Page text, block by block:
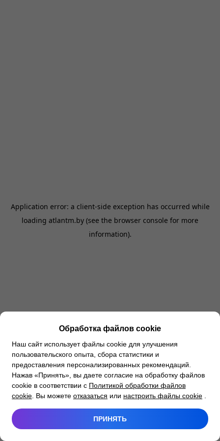
Application error: a client-side exception has occurred while
loading atlantm.by (see the browser console for more
information).
Обработка файлов cookie
Наш сайт использует файлы cookie для улучшения
пользовательского опыта, сбора статистики и
предоставления персонализированных рекомендаций.
Нажав «Принять», вы даете согласие на обработку файлов
cookie в соответствии с Политикой обработки файлов
cookie . Вы можете отказаться или настроить файлы cookie
ПРИНЯТЬ